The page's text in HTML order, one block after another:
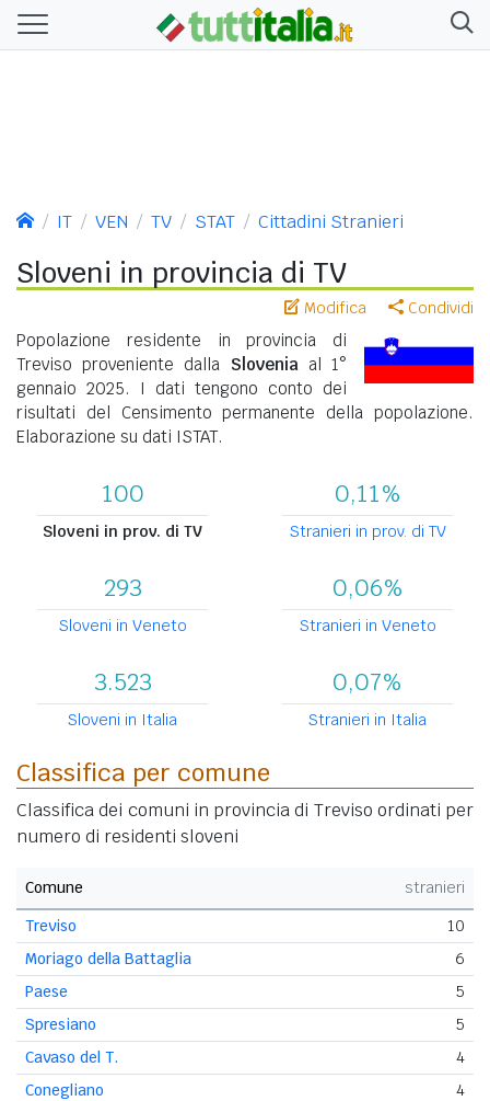
IT VEN TV STAT Cittadini Stranieri
Sloveni in provincia di TV
Modifica Condividi
Popolazione residente in provincia di
Treviso proveniente dalla Slovenia al 1°
gennaio 2025. I dati tengono conto dei
risultati del Censimento permanente della popolazione.
Elaborazione su dati ISTAT.
100
Sloveni in prov. di TV
0,11%
Stranieri in prov. di TV
293
Sloveni in Veneto
0,06%
Stranieri in Veneto
3.523
Sloveni in Italia
0,07%
Stranieri in Italia
Classifica per comune
Classifica dei comuni in provincia di Treviso ordinati per
numero di residenti sloveni
Comune
stranieri
Treviso
10
Moriago della Battaglia
6
Paese
5
Spresiano
5
Cavaso del T.
4
Conegliano
4